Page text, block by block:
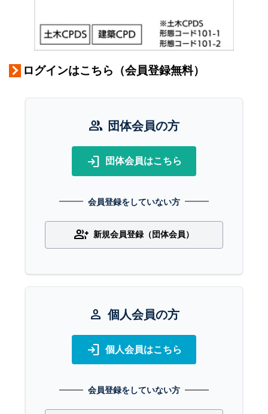
ログインはこちら（会員登録無料）
group 団体会員の方
login 団体会員はこちら
会員登録をしていない方
group_add 新規会員登録（団体会員）
person 個人会員の方
login 個人会員はこちら
会員登録をしていない方